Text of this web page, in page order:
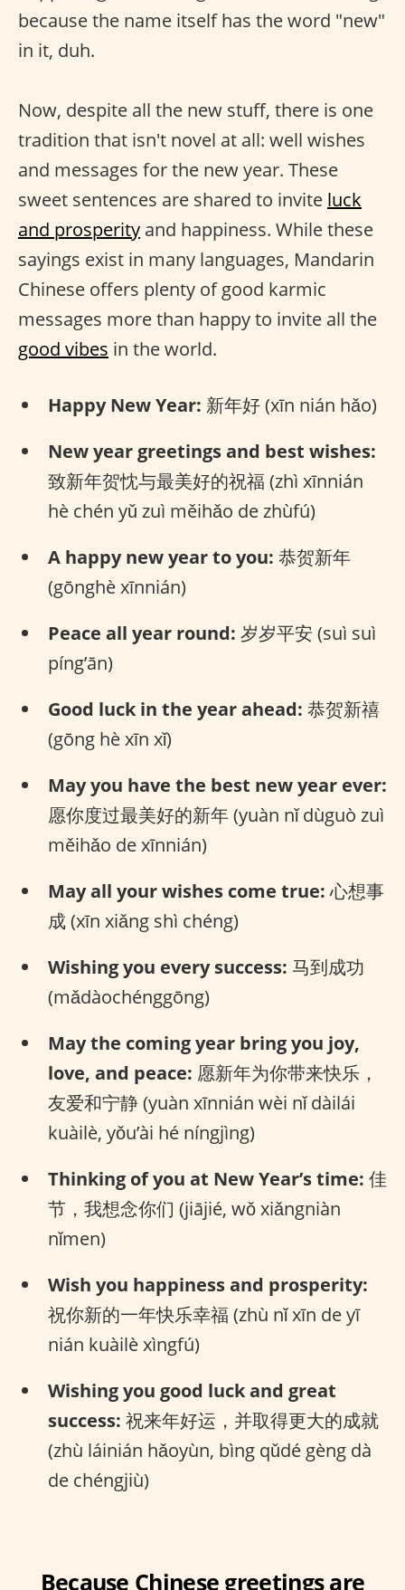
because the name itself has the word "new"
in it, duh.
Now, despite all the new stuff, there is one
tradition that isn't novel at all: well wishes
and messages for the new year. These
sweet sentences are shared to invite luck
and prosperity and happiness. While these
sayings exist in many languages, Mandarin
Chinese offers plenty of good karmic
messages more than happy to invite all the
good vibes in the world.
Happy New Year: 新年好 (xīn nián hǎo)
New year greetings and best wishes:
致新年贺忱与最美好的祝福 (zhì xīnnián
hè chén yǔ zuì měihǎo de zhùfú)
A happy new year to you: 恭贺新年
(gōnghè xīnnián)
Peace all year round: 岁岁平安 (suì suì
píng’ān)
Good luck in the year ahead: 恭贺新禧
(gōng hè xīn xǐ)
May you have the best new year ever:
愿你度过最美好的新年 (yuàn nǐ dùguò zuì
měihǎo de xīnnián)
May all your wishes come true:心想事
成 (xīn xiǎng shì chéng)
Wishing you every success: 马到成功
(mǎdàochénggōng)
May the coming year bring you joy,
love, and peace: 愿新年为你带来快乐，
友爱和宁静 (yuàn xīnnián wèi nǐ dàilái
kuàilè, yǒu’ài hé níngjìng)
Thinking of you at New Year’s time: 佳
节，我想念你们 (jiājié, wǒ xiǎngniàn
nǐmen)
Wish you happiness and prosperity:
祝你新的一年快乐幸福 (zhù nǐ xīn de yī
nián kuàilè xìngfú)
Wishing you good luck and great
success: 祝来年好运，并取得更大的成就
(zhù láinián hǎoyùn, bìng qǔdé gèng dà
de chéngjiù)
Because Chinese greetings are